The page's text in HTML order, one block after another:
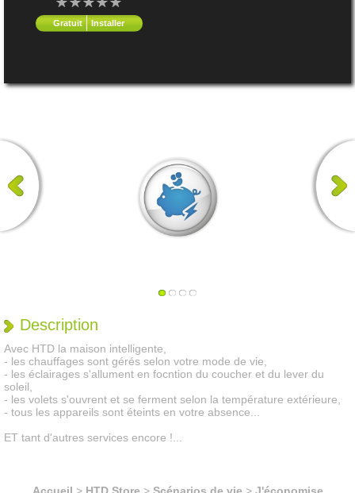
Gratuit Installer
Description
Avec HTD la maison intelligente,
- les chauffages sont gérés selon votre mode de vie,
- les éclairages s'allument en focntion du coucher et du lever du
soleil,
- les volets s'ouvrent et se ferment selon la température extérieure,
- tous les appareils sont éteints en votre absence...
ET tant d'autres services encore !...